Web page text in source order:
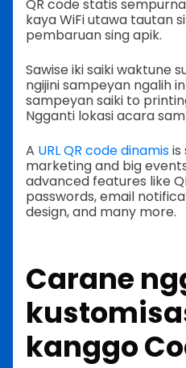
QR code statis
kaya WiFi utawa tautan
pembaruan sing apik.
Sawise iki saiki waktune
ngijini sampeyan ngalih
sampeyan saiki to
Ngganti lokasi acara
A URL QR code dinamisis
marketing and big
advanced features like
passwords, email
design, and many more.
Carane
kanggo